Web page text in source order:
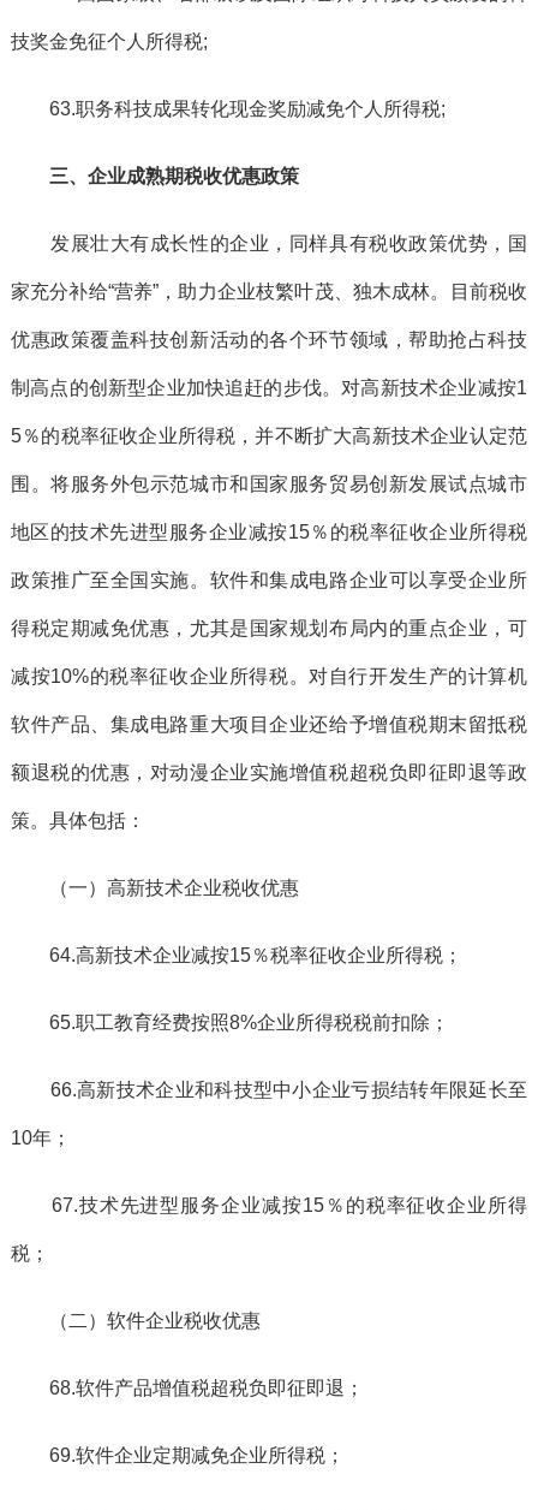
技奖金免征个人所得税;
63.职务科技成果转化现金奖励减免个人所得税;
三、企业成熟期税收优惠政策
发展壮大有成长性的企业，同样具有税收政策优势，国
家充分补给“营养”，助力企业枝繁叶茂、独木成林。目前税收
优惠政策覆盖科技创新活动的各个环节领域，帮助抢占科技
制高点的创新型企业加快追赶的步伐。对高新技术企业减按1
5％的税率征收企业所得税，并不断扩大高新技术企业认定范
围。将服务外包示范城市和国家服务贸易创新发展试点城市
地区的技术先进型服务企业减按15％的税率征收企业所得税
政策推广至全国实施。软件和集成电路企业可以享受企业所
得税定期减免优惠，尤其是国家规划布局内的重点企业，可
减按10%的税率征收企业所得税。对自行开发生产的计算机
软件产品、集成电路重大项目企业还给予增值税期末留抵税
额退税的优惠，对动漫企业实施增值税超税负即征即退等政
策。具体包括：
（一）高新技术企业税收优惠
64.高新技术企业减按15％税率征收企业所得税；
65.职工教育经费按照8%企业所得税税前扣除；
66.高新技术企业和科技型中小企业亏损结转年限延长至
10年；
67.技术先进型服务企业减按15％的税率征收企业所得
税；
（二）软件企业税收优惠
68.软件产品增值税超税负即征即退；
69.软件企业定期减免企业所得税；